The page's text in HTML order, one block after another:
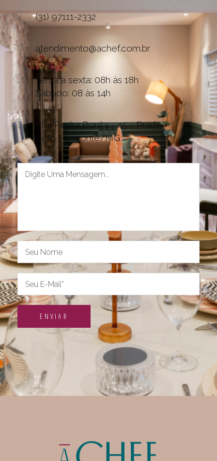
(31) 97111-2332
atendimento@achef.com.br
Terça a sexta: 08h às 18h
Sábado: 08 às 14h
Rua Pedra Bonita - 45 - Prado
Belo Horizonte/MG